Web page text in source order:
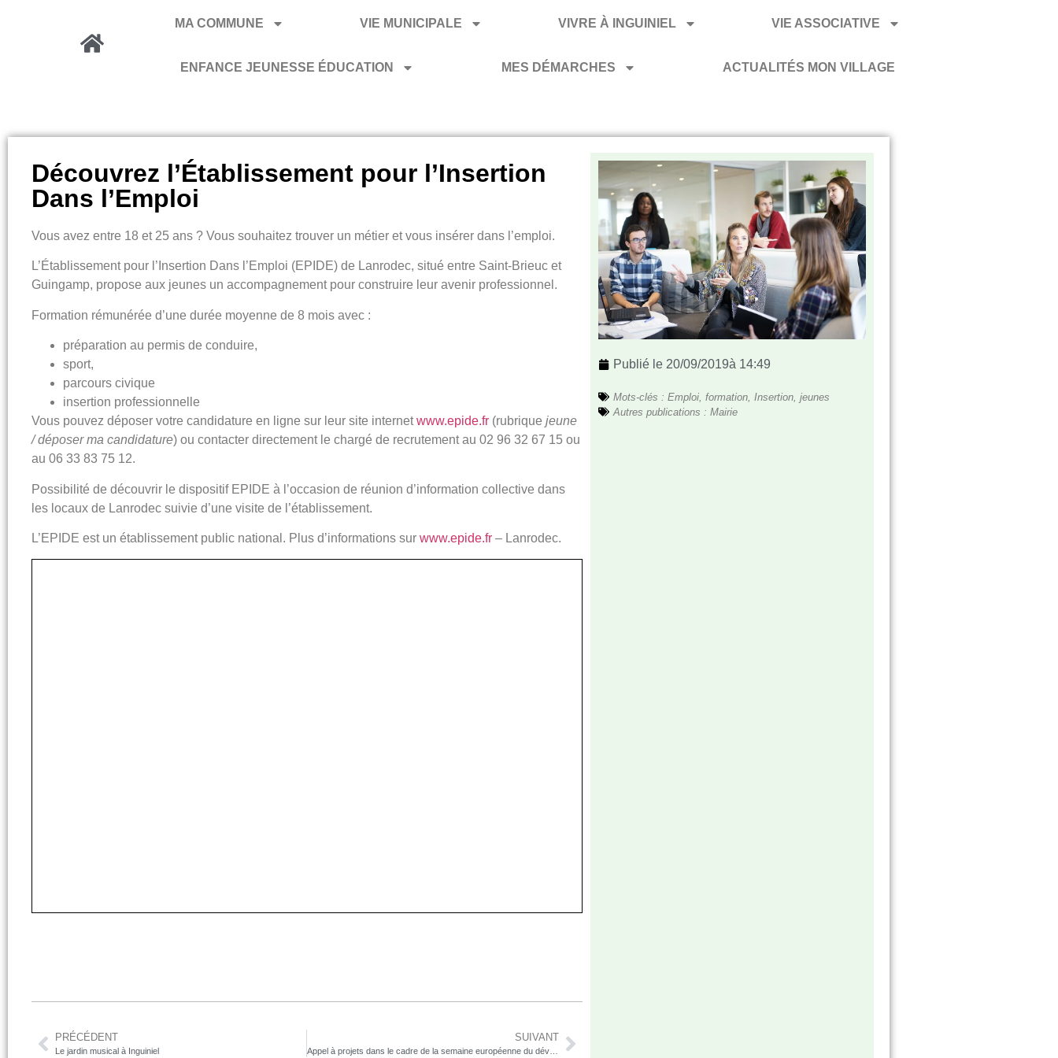
MA COMMUNE VIE MUNICIPALE VIVRE À INGUINIEL VIE ASSOCIATIVE
ENFANCE JEUNESSE ÉDUCATION MES DÉMARCHES ACTUALITÉS MON VILLAGE
Découvrez l’Établissement pour l’Insertion
Dans l’Emploi
Vous avez entre 18 et 25 ans ? Vous souhaitez trouver un métier et vous insérer dans l’emploi.
L’Établissement pour l’Insertion Dans l’Emploi (EPIDE) de Lanrodec, situé entre Saint-Brieuc et
Guingamp, propose aux jeunes un accompagnement pour construire leur avenir professionnel.
Formation rémunérée d’une durée moyenne de 8 mois avec :
préparation au permis de conduire,
sport,
parcours civique
insertion professionnelle
Vous pouvez déposer votre candidature en ligne sur leur site internetwww.epide.fr (rubrique jeune
/ déposer ma candidature) ou contacter directement le chargé de recrutement au 02 96 32 67 15 ou
au 06 33 83 75 12.
Possibilité de découvrir le dispositif EPIDE à l’occasion de réunion d’information collective dans
les locaux de Lanrodec suivie d’une visite de l’établissement.
L’EPIDE est un établissement public national. Plus d’informations sur www.epide.fr – Lanrodec.
PRÉCÉDENT
Le jardin musical à Inguiniel
SUIVANT
Publié le 20/09/2019à 14:49
Mots-clés : Emploi, formation, Insertion, jeunes
Autres publications : Mairie